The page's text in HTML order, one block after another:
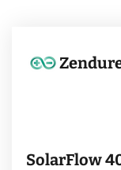
SolarFlow